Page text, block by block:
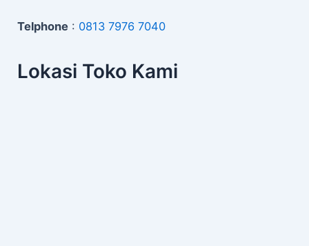
Telphone : 0813 7976 7040
Lokasi Toko Kami